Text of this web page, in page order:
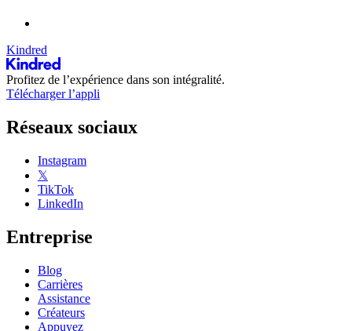
Kindred
Profitez de l’expérience dans son intégralité.
Télécharger l’appli
Réseaux sociaux
Instagram
𝕏
TikTok
LinkedIn
Entreprise
Blog
Carrières
Assistance
Créateurs
Appuyez